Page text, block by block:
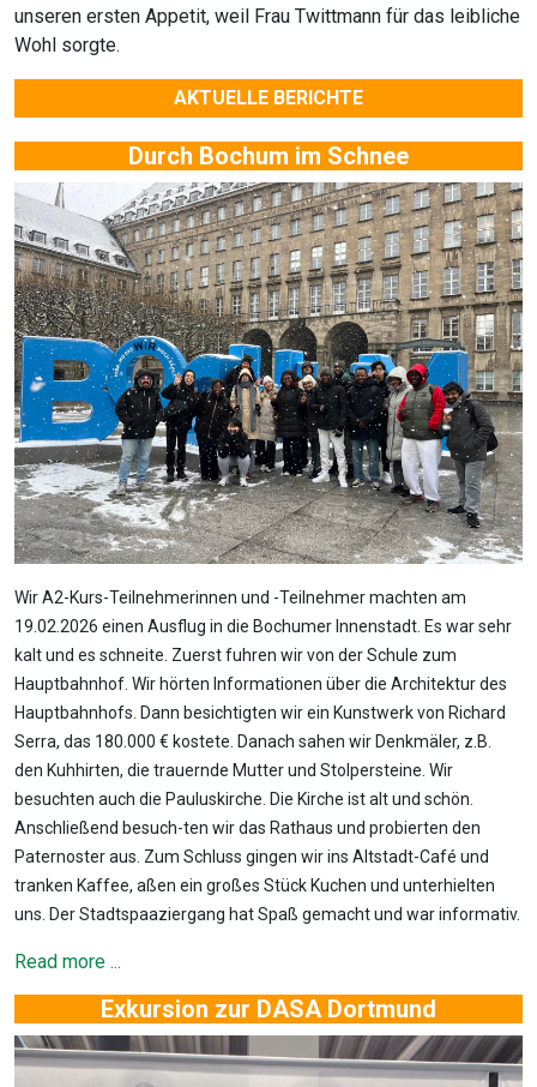
unseren ersten Appetit, weil Frau Twittmann für das leibliche
Wohl sorgte.
AKTUELLE BERICHTE
Durch Bochum im Schnee
Wir A2-Kurs-Teilnehmerinnen und -Teilnehmer machten am
19.02.2026 einen Ausflug in die Bochumer Innenstadt. Es war sehr
kalt und es schneite. Zuerst fuhren wir von der Schule zum
Hauptbahnhof. Wir hörten Informationen über die Architektur des
Hauptbahnhofs. Dann besichtigten wir ein Kunstwerk von Richard
Serra, das 180.000 € kostete. Danach sahen wir Denkmäler, z.B.
den Kuhhirten, die trauernde Mutter und Stolpersteine. Wir
besuchten auch die Pauluskirche. Die Kirche ist alt und schön.
Anschließend besuch-ten wir das Rathaus und probierten den
Paternoster aus. Zum Schluss gingen wir ins Altstadt-Café und
tranken Kaffee, aßen ein großes Stück Kuchen und unterhielten
uns. Der Stadtspaaziergang hat Spaß gemacht und war informativ.
Read more ...
Exkursion zur DASA Dortmund